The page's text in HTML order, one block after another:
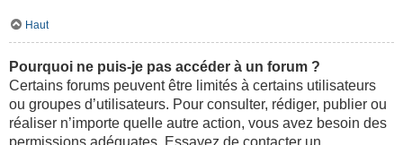
Haut
Pourquoi ne puis-je pas accéder à un forum ?
Certains forums peuvent être limités à certains utilisateurs
ou groupes d’utilisateurs. Pour consulter, rédiger, publier ou
réaliser n’importe quelle autre action, vous avez besoin des